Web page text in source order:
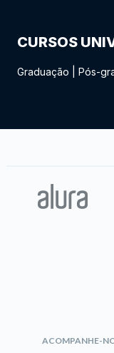
CURSOS
Graduação Pós-
ACOMPANHE-